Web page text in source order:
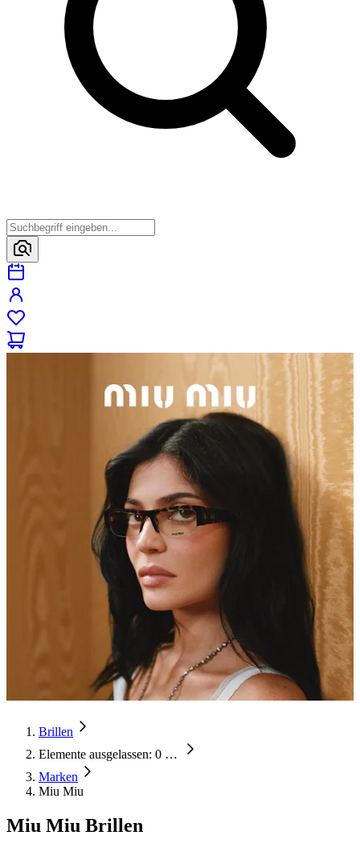
Brillen
Elemente ausgelassen: 0 …
Marken
Miu Miu
Miu Miu Brillen